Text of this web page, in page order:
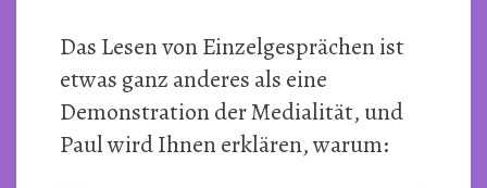
Das Lesen von Einzelgesprächen ist
etwas ganz anderes als eine
Demonstration der Medialität, und
Paul wird Ihnen erklären, warum: